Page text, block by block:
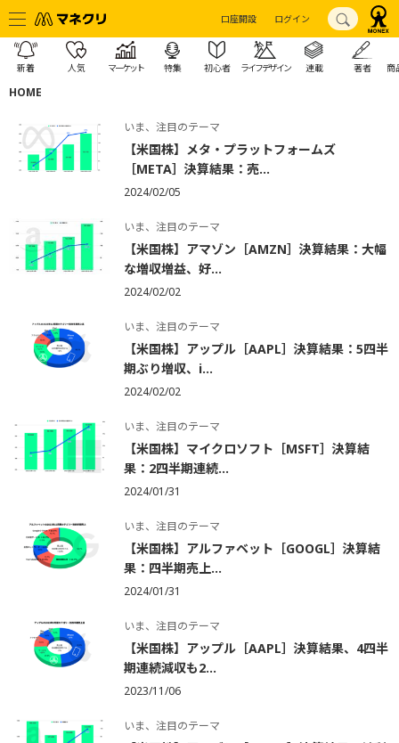
口座開設 ログイン
新着 人気 マーケット 特集 初心者 ライフデザイン 連載 著者 商
HOME
いま、注目のテーマ
【米国株】メタ・プラットフォームズ
［META］決算結果：売...
2024/02/05
いま、注目のテーマ
【米国株】アマゾン［AMZN］決算結果：大幅
な増収増益、好...
2024/02/02
いま、注目のテーマ
【米国株】アップル［AAPL］決算結果：5四半
期ぶり増収、i...
2024/02/02
いま、注目のテーマ
【米国株】マイクロソフト［MSFT］決算結
果：2四半期連続...
2024/01/31
いま、注目のテーマ
【米国株】アルファベット［GOOGL］決算結
果：四半期売上...
2024/01/31
いま、注目のテーマ
【米国株】アップル［AAPL］決算結果、4四半
期連続減収も2...
2023/11/06
いま、注目のテーマ